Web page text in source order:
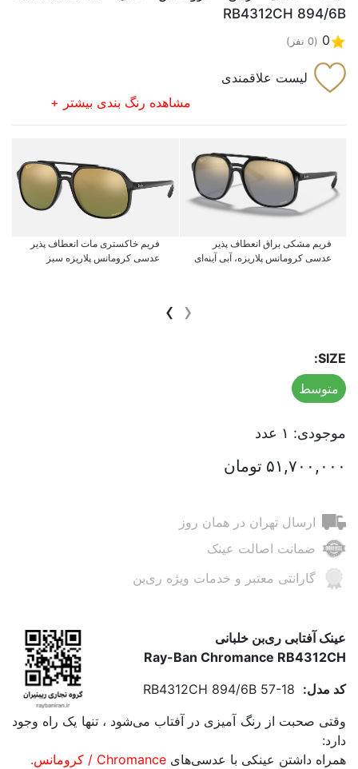
SIZE:
متوسط
موجودی: ۱ عدد
۵۱,۷۰۰,۰۰۰ تومان
ارسال تهران در همان روز
ضمانت اصالت عینک
گارانتی معتبر و خدمات ویژه ری‌بن
عینک آفتابی ری‌بن خلبانی
Ray-Ban Chromance RB4312CH
کد مدل:
وقتی صحبت از رنگ آمیزی در آفتاب می‌شود ، تنها یک راه وجود
دارد:
همراه داشتن عینکی با عدسی‌های Chromance / کرومانس.
RB4312CH 894/6B
0 (0 نفر)
لیست علاقمندی
مشاهده رنگ بندی بیشتر +
فریم مشکی براق انعطاف پذیر
عدسی کرومانس پلاریزه‌، آبی آینه‌ای
فریم خاکستری مات انعطاف پذیر
عدسی کرومانس پلاریزه سبز
‹
›